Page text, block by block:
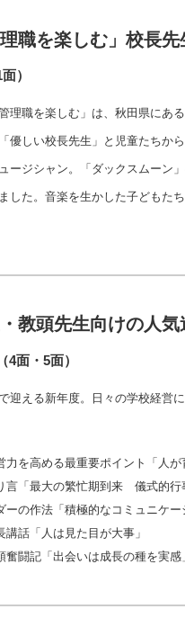
職を楽しむ」校長
）
理職を楽しむ」は、秋田県にあ
優しい校長先生」と児童たちか
ージシャン。「ダックスムーン
した。音楽を生かした子どもた
教頭先生向けの人
4面・5面）
迎える新年度。日々の学校経営
を高める最重要ポイント「人が
言「最大の繁忙期到来 儀式的行
ーの作法「積極的なコミュニケ
講話「人は見た目が大事」
奮闘記「出会いは成長の種を実感